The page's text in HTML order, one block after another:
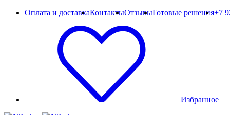
Оплата и доставкаКонтактыОтзывыГотовые решения+7
Избранное